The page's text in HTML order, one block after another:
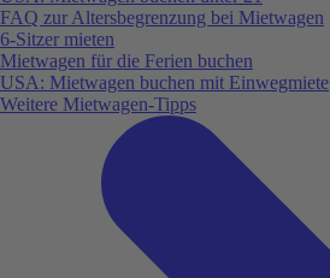
FAQ zur Altersbegrenzung bei Mietwagen
6-Sitzer mieten
Mietwagen für die Ferien buchen
USA: Mietwagen buchen mit Einwegmiete
Weitere Mietwagen-Tipps